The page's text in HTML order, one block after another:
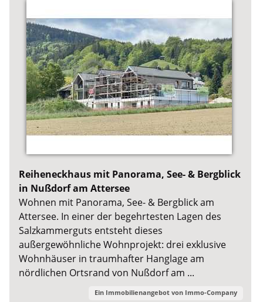
Reiheneckhaus mit Panorama, See- & Bergblick
in Nußdorf am Attersee
Wohnen mit Panorama, See- & Bergblick am
Attersee. In einer der begehrtesten Lagen des
Salzkammerguts entsteht dieses
außergewöhnliche Wohnprojekt: drei exklusive
Wohnhäuser in traumhafter Hanglage am
nördlichen Ortsrand von Nußdorf am ...
Ein Immobilienangebot von Immo-Company